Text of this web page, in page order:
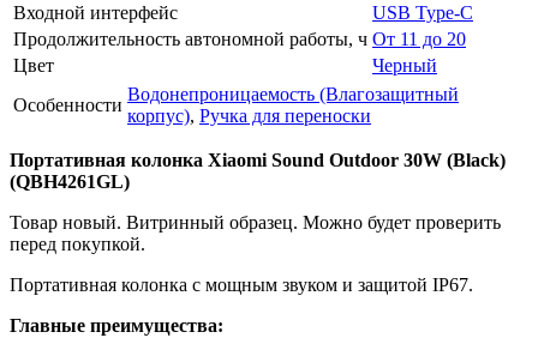
Входной интерфейс
USB Type-C
Продолжительность автономной работы, ч От 11 до 20
Цвет
Черный
Особенности
Водонепроницаемость (Влагозащитный
корпус), Ручка для переноски
Портативная колонка Xiaomi Sound Outdoor 30W (Black)
(QBH4261GL)
Товар новый. Витринный образец. Можно будет проверить
перед покупкой.
Портативная колонка с мощным звуком и защитой IP67.
Главные преимущества: